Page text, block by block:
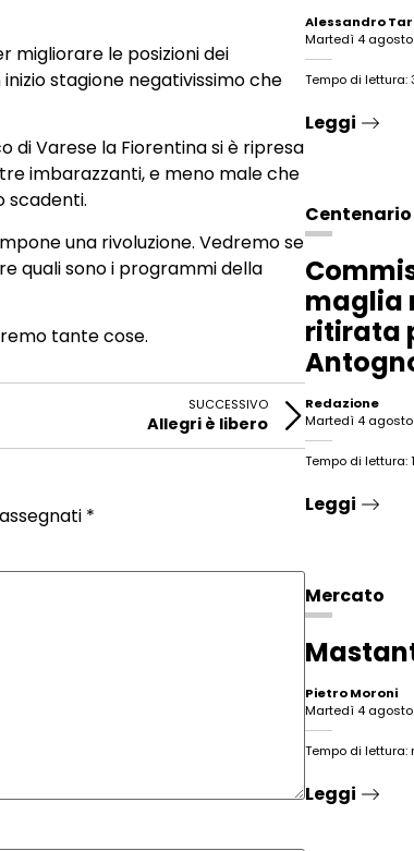
migliorare le posizioni dei
stagione negativissimo che
di Varese la Fiorentina si è ripresa
imbarazzanti, e meno male che
scadenti.
una rivoluzione. Vedremo se
quali sono i programmi della
tante cose.
SUCCESSIVO
Allegri è libero
*
Alessandro
martedì 4
Tempo di lettura:
Leggi
Centenario
maglia
ritirata
Redazione
martedì 4
Tempo di lettura:
Leggi
Mercato
Pietro Moroni
martedì 4
Tempo di lettura:
Leggi